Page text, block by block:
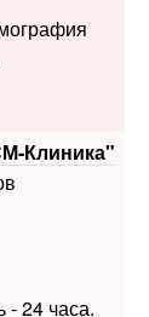
Клиника"
24 часа.